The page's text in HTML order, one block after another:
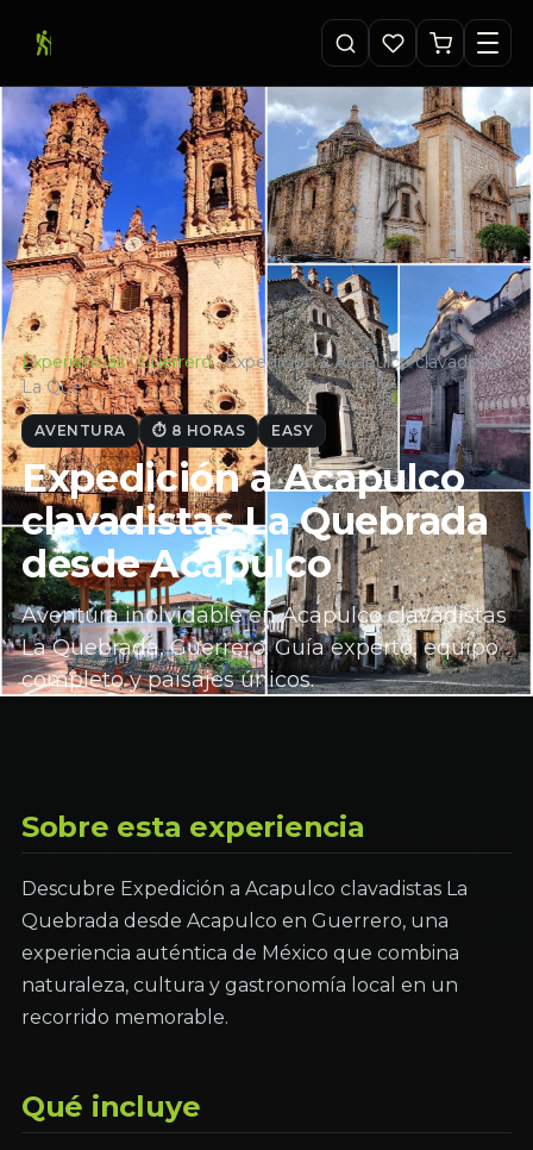
Experiencias · Guerrero · Expedición a Acapulco clavadistas
La Que…
AVENTURA ⏱ 8 HORAS EASY
Expedición a Acapulco
clavadistas La Quebrada
desde Acapulco
Aventura inolvidable en Acapulco clavadistas
La Quebrada, Guerrero. Guía experto, equipo
completo y paisajes únicos.
Sobre esta experiencia
Descubre Expedición a Acapulco clavadistas La
Quebrada desde Acapulco en Guerrero, una
experiencia auténtica de México que combina
naturaleza, cultura y gastronomía local en un
recorrido memorable.
Qué incluye